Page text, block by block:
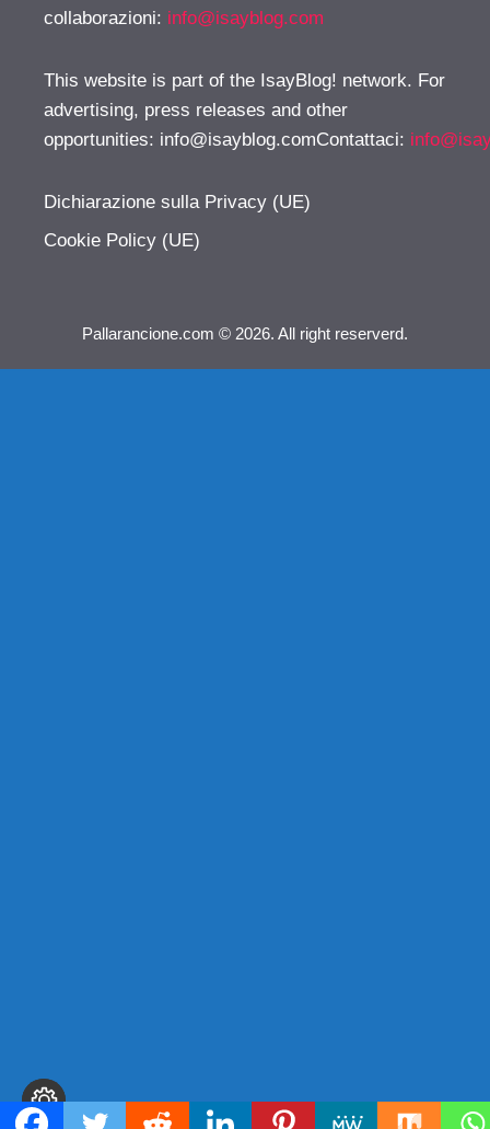
collaborazioni: info@isayblog.com
This website is part of the IsayBlog! network. For
advertising, press releases and other
opportunities: info@isayblog.comContattaci:
Dichiarazione sulla Privacy (UE)
Cookie Policy (UE)
Pallarancione.com © 2026. All right reserverd.